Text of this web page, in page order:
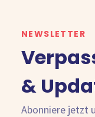
NEWSLETTER
&
Abonniere jetzt